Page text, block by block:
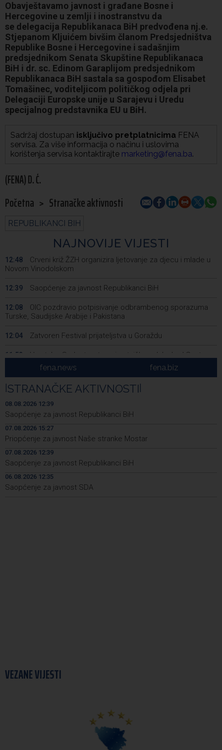
Obavještavamo javnost i građane Bosne i
Hercegovine u zemlji i inostranstvu da
se delegacija Republikanaca BiH predvođena nj.e.
Stjepanom Kljuićem bivšim članom Predsjedništva
Republike Bosne i Hercegovine i sadašnjim
predsjednikom Senata Skupštine Republikanaca
BiH i dr. sc. Edinom Garaplijom predsjednikom
Republikanaca BiH sastala sa gospođom Elisabet
Tomašinec, voditeljicom političkog odjela pri
Delegaciji Europske unije u Sarajevu i Uredu
specijalnog predstavnika EU u BiH.
Sadržaj dostupan isključivo pretplatnicima FENA
servisa. Za više informacija o načinu i uslovima
korištenja servisa kontaktirajte marketing@fena.ba.
(FENA) D. Ć.
Početna > Stranačke aktivnosti
REPUBLIKANCI BIH
NAJNOVIJE VIJESTI
12:48
Crveni križ ŽZH organizira ljetovanje za djecu i mlade u
Novom Vinodolskom
12:39 Saopćenje za javnost Republikanci BiH
12:08
OIC pozdravio potpisivanje odbrambenog sporazuma
Turske, Saudijske Arabije i Pakistana
12:04 Zatvoren Festival prijateljstva u Goraždu
11:52
Hrvatska: Sudar teretnog i putničkog vlaka kod Svetog
Ivana Žabnog, ima ozlijeđenih
11:44
Prometna nezgoda kod Udore, promet na cesti Stolac
– Neum potpuno obustavljen
11:27
'ELVIS, moj komšija' najbolji muzički dokumentarni film na
City film festu u Niškoj Banji
11:16
Zračna luka Split rekordna u Hrvatskoj sa 770 tisuća
putnika u srpnju
11:09
Svečani doček Zelenskog u Beogradu, u fokusu
razgovora odnosi Srbije i Ukrajine
fena.news fena.biz
STRANAČKE AKTIVNOSTI
08.08.2026 12:39
Saopćenje za javnost Republikanci BiH
07.08.2026 15:27
Priopćenje za javnost Naše stranke Mostar
07.08.2026 12:39
Saopćenje za javnost Republikanci BiH
06.08.2026 12:35
Saopćenje za javnost SDA
VEZANE VIJESTI